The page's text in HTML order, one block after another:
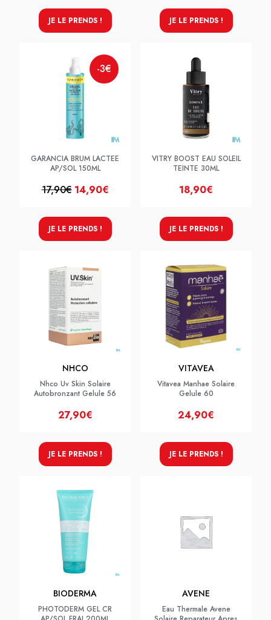
JE LE PRENDS ! JE LE PRENDS !
-3€
GARANCIA BRUM LACTEE
AP/SOL 150ML
17,90€ 14,90€
JE LE PRENDS !
VITRY BOOST EAU SOLEIL
TEINTE 30ML
18,90€
JE LE PRENDS !
NHCO
Nhco Uv Skin Solaire
Autobronzant Gelule 56
27,90€
JE LE PRENDS !
VITAVEA
Vitavea Manhae Solaire
Gelule 60
24,90€
JE LE PRENDS !
BIODERMA
PHOTODERM GEL CR
AVENE
Eau Thermale Avene